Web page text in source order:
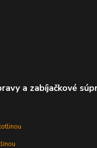
a zabíjačkové